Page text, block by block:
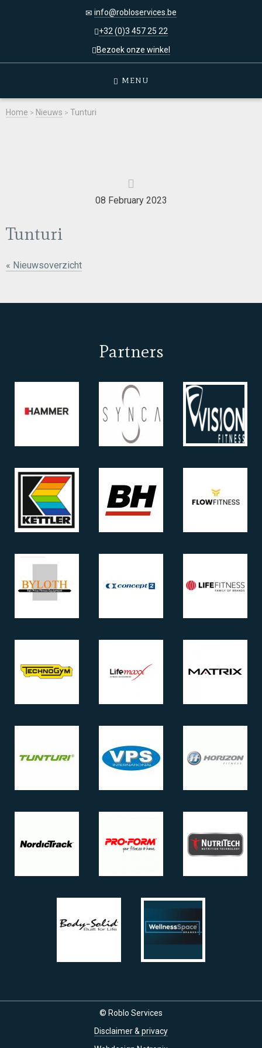
info@robloservices.be
+32 (0)3 457 25 22
Bezoek onze winkel
MENU
Home > Nieuws > Tunturi
08 February 2023
Tunturi
« Nieuwsoverzicht
Partners
© Roblo Services
Disclaimer & privacy